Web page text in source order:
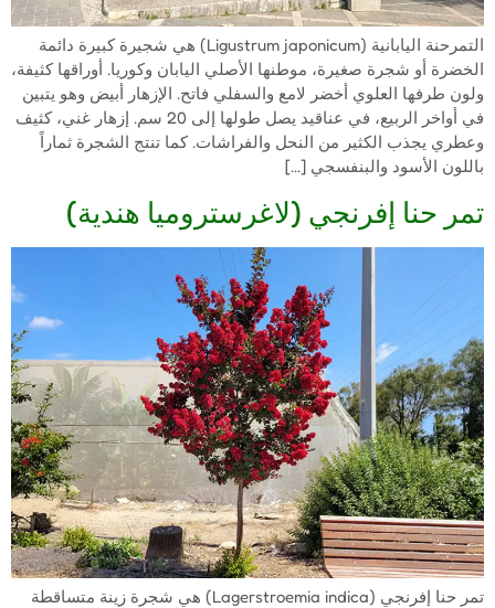
التمرحنة اليابانية (Ligustrum japonicum) هي شجيرة كبيرة دائمة
الخضرة أو شجرة صغيرة، موطنها الأصلي اليابان وكوريا. أوراقها كثيفة،
ولون طرفها العلوي أخضر لامع والسفلي فاتح. الإزهار أبيض وهو يتبين
في أواخر الربيع، في عناقيد يصل طولها إلى 20 سم. إزهار غني، كثيف
وعطري يجذب الكثير من النحل والفراشات. كما تنتج الشجرة ثماراً
باللون الأسود والبنفسجي […]
تمر حنا إفرنجي (لاغرستروميا هندية)
تمر حنا إفرنجي (Lagerstroemia indica) هي شجرة زينة متساقطة